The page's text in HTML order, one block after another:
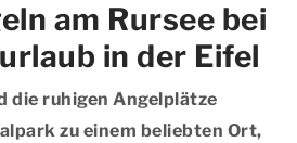
am Rursee bei
in der Eifel
die ruhigen Angelplätze
zu einem beliebten Ort,